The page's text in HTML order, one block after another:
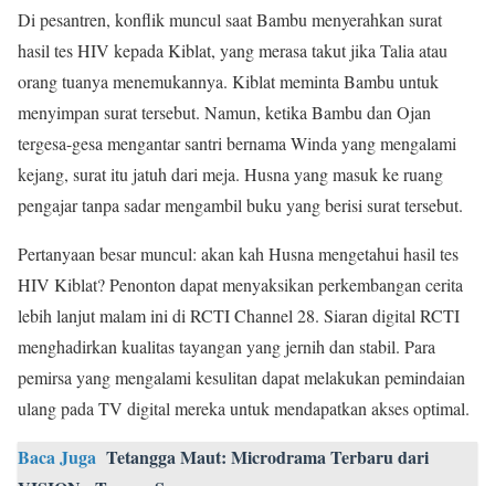
Di pesantren, konflik muncul saat Bambu menyerahkan surat
hasil tes HIV kepada Kiblat, yang merasa takut jika Talia atau
orang tuanya menemukannya. Kiblat meminta Bambu untuk
menyimpan surat tersebut. Namun, ketika Bambu dan Ojan
tergesa-gesa mengantar santri bernama Winda yang mengalami
kejang, surat itu jatuh dari meja. Husna yang masuk ke ruang
pengajar tanpa sadar mengambil buku yang berisi surat tersebut.
Pertanyaan besar muncul: akan kah Husna mengetahui hasil tes
HIV Kiblat? Penonton dapat menyaksikan perkembangan cerita
lebih lanjut malam ini di RCTI Channel 28. Siaran digital RCTI
menghadirkan kualitas tayangan yang jernih dan stabil. Para
pemirsa yang mengalami kesulitan dapat melakukan pemindaian
ulang pada TV digital mereka untuk mendapatkan akses optimal.
Baca Juga Tetangga Maut: Microdrama Terbaru dari